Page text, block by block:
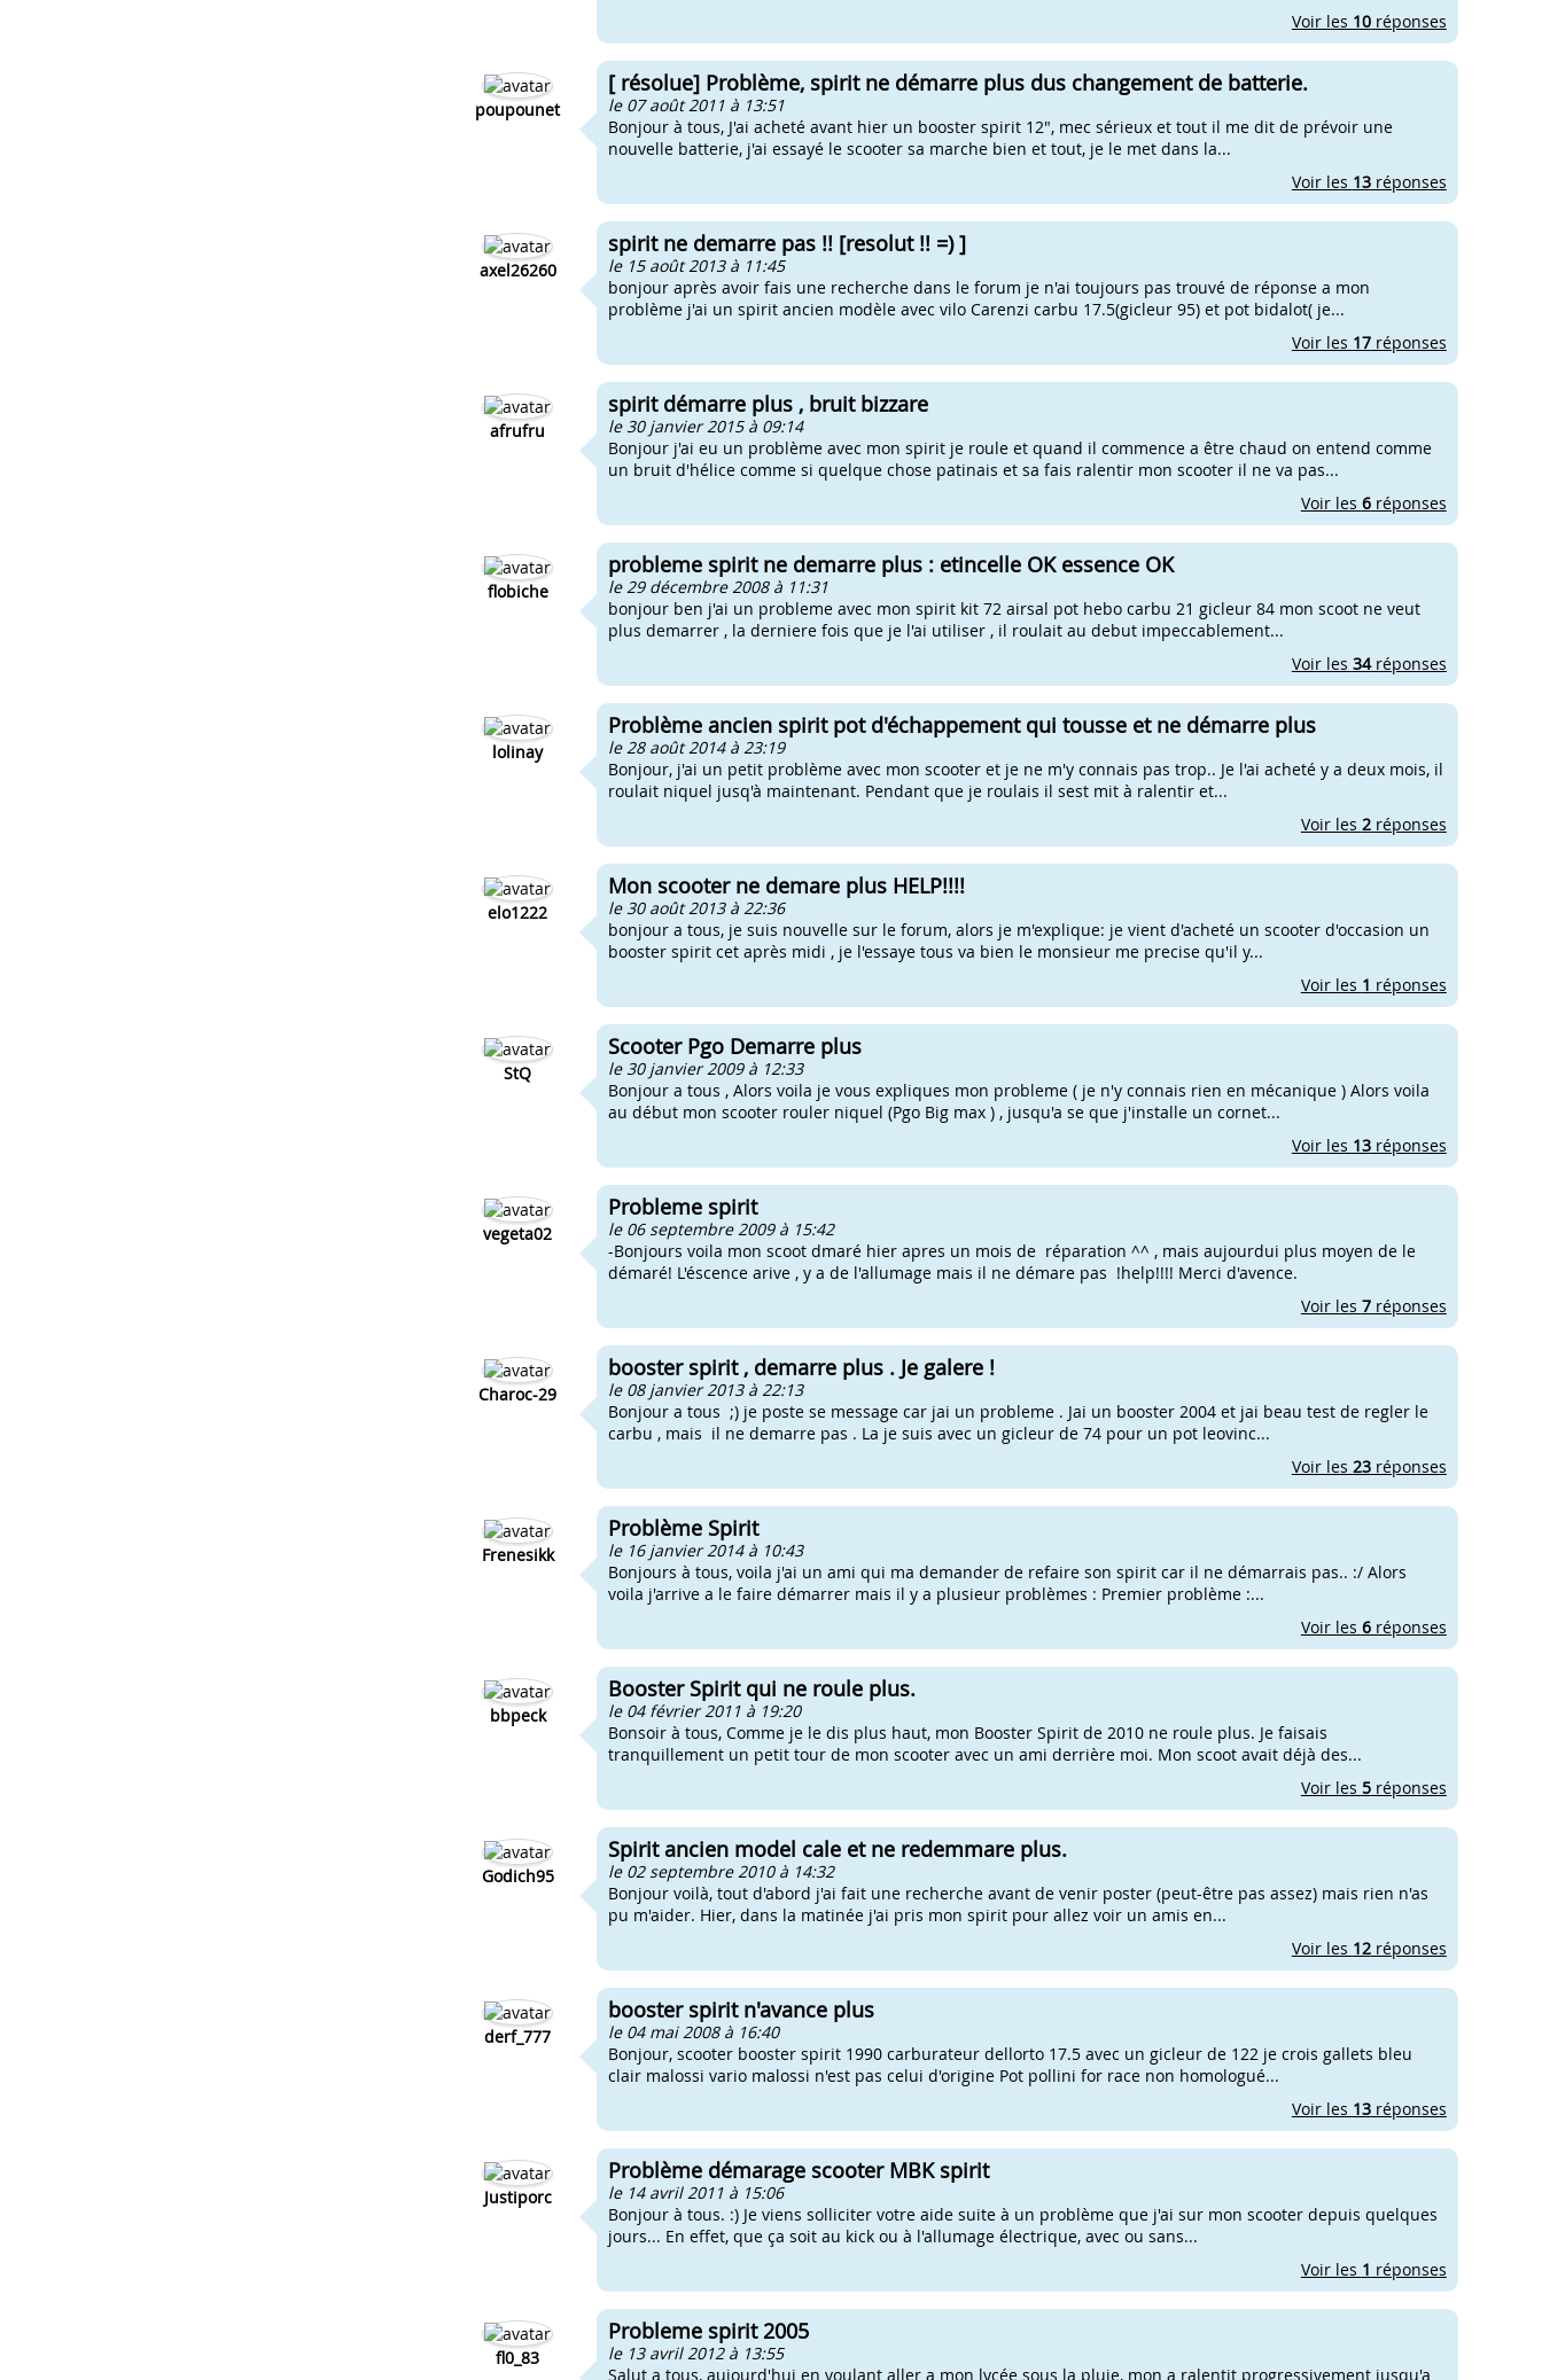
Voir les 10réponses
poupounet
[ résolue] Problème, spirit ne démarre plus dus changement de batterie.
le 07 août 2011 à 13:51
Bonjour à tous, J'ai acheté avant hier un booster spirit 12", mec sérieux et tout il me dit de prévoir une
nouvelle batterie, j'ai essayé le scooter sa marche bien et tout, je le met dans la...
Voir les 13réponses
axel26260
spirit ne demarre pas !! [resolut !! =) ]
le 15 août 2013 à 11:45
bonjour après avoir fais une recherche dans le forum je n'ai toujours pas trouvé de réponse a mon
problème j'ai un spirit ancien modèle avec vilo Carenzi carbu 17.5(gicleur 95) et pot bidalot( je...
Voir les 17réponses
afrufru
spirit démarre plus , bruit bizzare
le 30 janvier 2015 à 09:14
Bonjour j'ai eu un problème avec mon spirit je roule et quand il commence a être chaud on entend comme
un bruit d'hélice comme si quelque chose patinais et sa fais ralentir mon scooter il ne va pas...
Voir les 6réponses
flobiche
probleme spirit ne demarre plus : etincelle OK essence OK
le 29 décembre 2008 à 11:31
bonjour ben j'ai un probleme avec mon spirit kit 72 airsal pot hebo carbu 21 gicleur 84 mon scoot ne veut
plus demarrer , la derniere fois que je l'ai utiliser , il roulait au debut impeccablement...
Voir les 34réponses
lolinay
Problème ancien spirit pot d'échappement qui tousse et ne démarre plus
le 28 août 2014 à 23:19
Bonjour, j'ai un petit problème avec mon scooter et je ne m'y connais pas trop.. Je l'ai acheté y a deux mois, il
roulait niquel jusq'à maintenant. Pendant que je roulais il sest mit à ralentir et...
Voir les 2réponses
elo1222
Mon scooter ne demare plus HELP!!!!
le 30 août 2013 à 22:36
bonjour a tous, je suis nouvelle sur le forum, alors je m'explique: je vient d'acheté un scooter d'occasion un
booster spirit cet après midi , je l'essaye tous va bien le monsieur me precise qu'il y...
Voir les 1 réponses
StQ
Scooter Pgo Demarre plus
le 30 janvier 2009 à 12:33
Bonjour a tous , Alors voila je vous expliques mon probleme ( je n'y connais rien en mécanique ) Alors voila
au début mon scooter rouler niquel (Pgo Big max ) , jusqu'a se que j'installe un cornet...
Voir les 13réponses
vegeta02
Probleme spirit
le 06 septembre 2009 à 15:42
-Bonjours voila mon scoot dmaré hier apres un mois de réparation ^^ , mais aujourdui plus moyen de le
démaré! L'éscence arive , y a de l'allumage mais il ne démare pas !help!!!! Merci d'avence.
Voir les 7réponses
Charoc-29
booster spirit , demarre plus . Je galere !
le 08 janvier 2013 à 22:13
Bonjour a tous ;) je poste se message car jai un probleme . Jai un booster 2004 et jai beau test de regler le
carbu , mais il ne demarre pas . La je suis avec un gicleur de 74 pour un pot leovinc...
Voir les 23réponses
Frenesikk
Problème Spirit
le 16 janvier 2014 à 10:43
Bonjours à tous, voila j'ai un ami qui ma demander de refaire son spirit car il ne démarrais pas.. :/ Alors
voila j'arrive a le faire démarrer mais il y a plusieur problèmes : Premier problème :...
Voir les 6réponses
bbpeck
Booster Spirit qui ne roule plus.
le 04 février 2011 à 19:20
Bonsoir à tous, Comme je le dis plus haut, mon Booster Spirit de 2010 ne roule plus. Je faisais
tranquillement un petit tour de mon scooter avec un ami derrière moi. Mon scoot avait déjà des...
Voir les 5réponses
Godich95
Spirit ancien model cale et ne redemmare plus.
le 02 septembre 2010 à 14:32
Bonjour voilà, tout d'abord j'ai fait une recherche avant de venir poster (peut-être pas assez) mais rien n'as
pu m'aider. Hier, dans la matinée j'ai pris mon spirit pour allez voir un amis en...
Voir les 12réponses
derf_777
booster spirit n'avance plus
le 04 mai 2008 à 16:40
Bonjour, scooter booster spirit 1990 carburateur dellorto 17.5 avec un gicleur de 122 je crois gallets bleu
clair malossi vario malossi n'est pas celui d'origine Pot pollini for race non homologué...
Voir les 13réponses
Justiporc
Problème démarage scooter MBK spirit
le 14 avril 2011 à 15:06
Bonjour à tous. :) Je viens solliciter votre aide suite à un problème que j'ai sur mon scooter depuis quelques
jours... En effet, que ça soit au kick ou à l'allumage électrique, avec ou sans...
Voir les 1 réponses
fl0_83
Probleme spirit 2005
le 13 avril 2012 à 13:55
Salut a tous, aujourd'hui en voulant aller a mon lycée sous la pluie, mon a ralentit progressivement jusqu'a